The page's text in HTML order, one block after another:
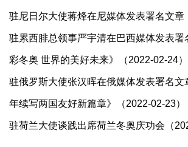
驻尼日尔大使蒋烽在尼媒体发表署名文章
驻累西腓总领事严宇清在巴西媒体发表署
彩冬奥 世界的美好未来》（2022-02-24）
驻俄罗斯大使张汉晖在俄媒体发表署名文
年续写两国友好新篇章》（2022-02-23）
驻荷兰大使谈践出席荷兰冬奥庆功会（